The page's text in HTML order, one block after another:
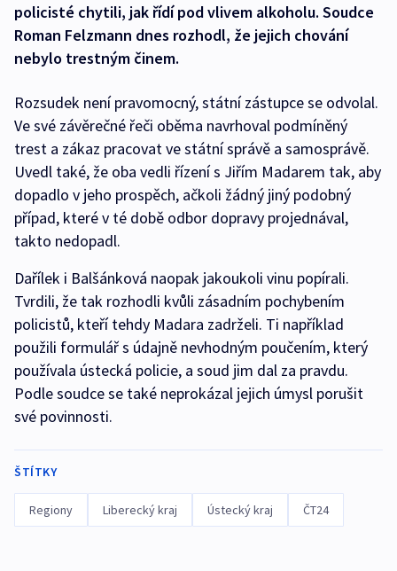
policisté chytili, jak řídí pod vlivem alkoholu. Soudce
Roman Felzmann dnes rozhodl, že jejich chování
nebylo trestným činem.
Rozsudek není pravomocný, státní zástupce se odvolal.
Ve své závěrečné řeči oběma navrhoval podmíněný
trest a zákaz pracovat ve státní správě a samosprávě.
Uvedl také, že oba vedli řízení s Jiřím Madarem tak, aby
dopadlo v jeho prospěch, ačkoli žádný jiný podobný
případ, které v té době odbor dopravy projednával,
takto nedopadl.
Dařílek i Balšánková naopak jakoukoli vinu popírali.
Tvrdili, že tak rozhodli kvůli zásadním pochybením
policistů, kteří tehdy Madara zadrželi. Ti například
použili formulář s údajně nevhodným poučením, který
používala ústecká policie, a soud jim dal za pravdu.
Podle soudce se také neprokázal jejich úmysl porušit
své povinnosti.
ŠTÍTKY
Regiony Liberecký kraj Ústecký kraj ČT24